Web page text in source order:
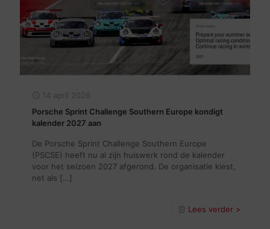
14 april 2026
Porsche Sprint Challenge Southern Europe kondigt
kalender 2027 aan
De Porsche Sprint Challenge Southern Europe
(PSCSE) heeft nu al zijn huiswerk rond de kalender
voor het seizoen 2027 afgerond. De organisatie kiest,
net als […]
Lees verder >